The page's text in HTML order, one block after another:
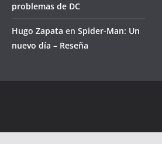
problemas de DC
Hugo Zapata en Spider-Man: Un
nuevo día – Reseña